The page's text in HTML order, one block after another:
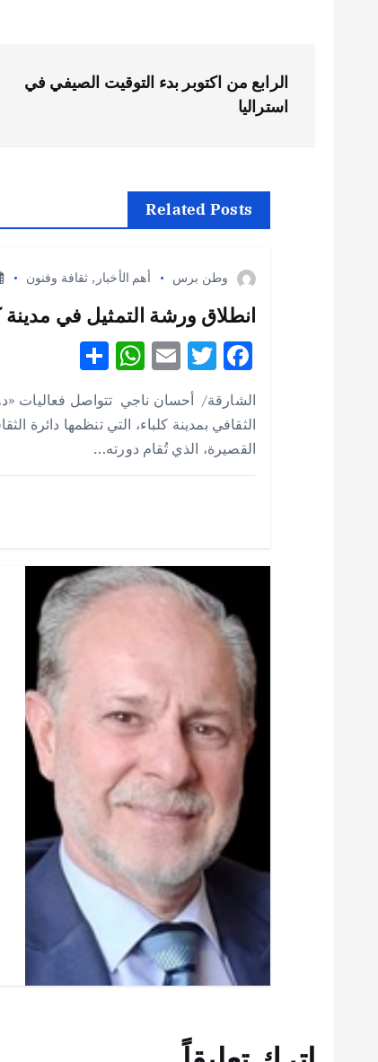
ص
الرابع من اكتوبر بدء التوقيت الصيفي في
استراليا
Related Posts
وطن برس أهم الأخبار , ثقافة وفنون
انطلاق ورشة التمثيل في مدينة
F
e
b
o
T
w
it
te
r
E
m
ai
l
W
at
s
A
h
ar
e
الشارقة/ أحسان ناجي تتواصل فعاليات
الثقافي بمدينة كلباء، التي تنظمها دائرة
القصيرة، الذي تُقام دورته…